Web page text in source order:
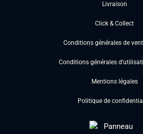
Livraison
Click & Collect
Conditions générales de
Conditions générales
Mentions légales
Politique de